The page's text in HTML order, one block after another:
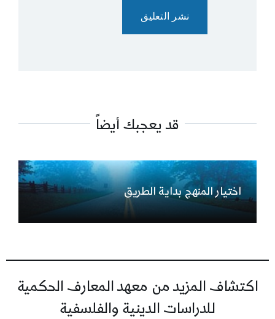
قد يعجبك أيضاً
اختيار المنهج بداية الطريق
اكتشاف المزيد من معهد المعارف الحكمية
للدراسات الدينية والفلسفية